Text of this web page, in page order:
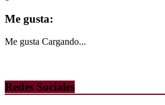
Me gusta:
Me gusta Cargando...
Redes Sociales